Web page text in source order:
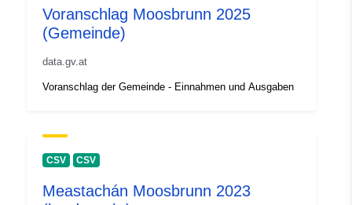
Voranschlag Moosbrunn 2025
(Gemeinde)
data.gv.at
Voranschlag der Gemeinde - Einnahmen und Ausgaben
CSV CSV
Meastachán Moosbrunn 2023